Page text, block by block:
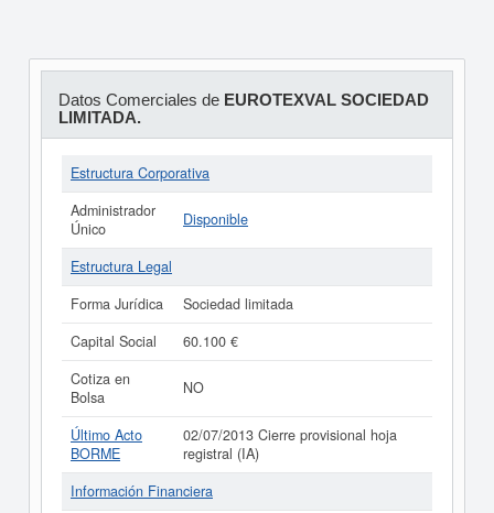
Datos Comerciales de EUROTEXVAL SOCIEDAD
LIMITADA.
Estructura Corporativa
Administrador
Único
Disponible
Estructura Legal
Forma Jurídica
Sociedad limitada
Capital Social
60.100 €
Cotiza en
Bolsa
NO
Último Acto
BORME
02/07/2013 Cierre provisional hoja
registral (IA)
Información Financiera